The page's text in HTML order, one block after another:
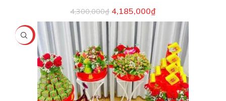
4,300,000₫ 4,185,000₫
-6%